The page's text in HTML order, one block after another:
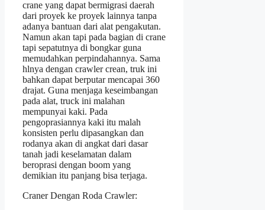
crane yang dapat bermigrasi daerah
dari proyek ke proyek lainnya tanpa
adanya bantuan dari alat pengakutan.
Namun akan tapi pada bagian di crane
tapi sepatutnya di bongkar guna
memudahkan perpindahannya. Sama
hlnya dengan crawler crean, truk ini
bahkan dapat berputar mencapai 360
drajat. Guna menjaga keseimbangan
pada alat, truck ini malahan
mempunyai kaki. Pada
pengoprasiannya kaki itu malah
konsisten perlu dipasangkan dan
rodanya akan di angkat dari dasar
tanah jadi keselamatan dalam
beroprasi dengan boom yang
demikian itu panjang bisa terjaga.
Craner Dengan Roda Crawler: